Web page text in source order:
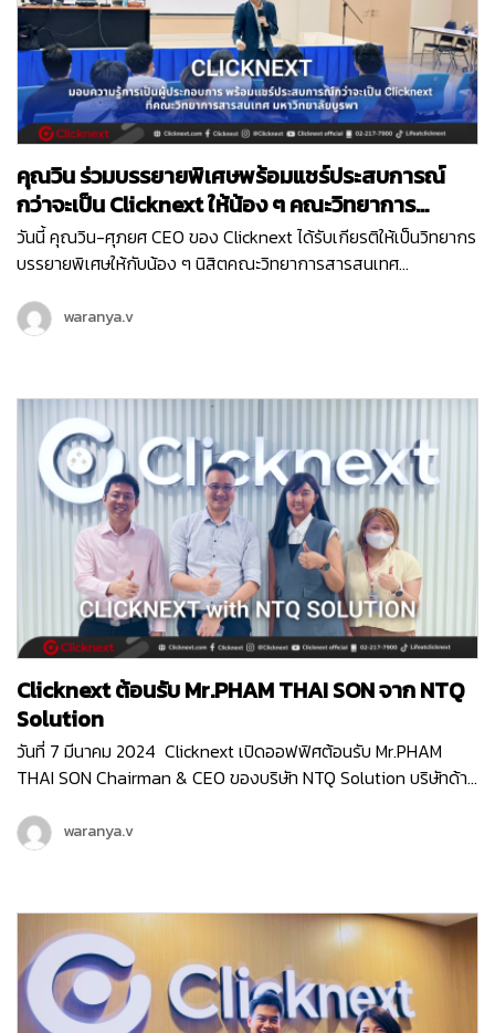
คุณวิน ร่วมบรรยายพิเศษพร้อมแชร์ประสบการณ์
กว่าจะเป็น Clicknext ให้น้อง ๆ คณะวิทยาการ
สารสนเทศ ม.บูรพา
วันนี้ คุณวิน-ศุภยศ CEO ของ Clicknext ได้รับเกียรติให้เป็นวิทยากร
บรรยายพิเศษให้กับน้อง ๆ นิสิตคณะวิทยาการสารสนเทศ
Newly formed ventures, small to medium size growth-
oriented ventures…
waranya.v
Clicknext ต้อนรับ Mr.PHAM THAI SON จาก NTQ
Solution
วันที่ 7 มีนาคม 2024 Clicknext เปิดออฟฟิศต้อนรับ Mr.PHAM
THAI SON Chairman & CEO ของบริษัท NTQ Solution บริษัทด้าน
waranya.v